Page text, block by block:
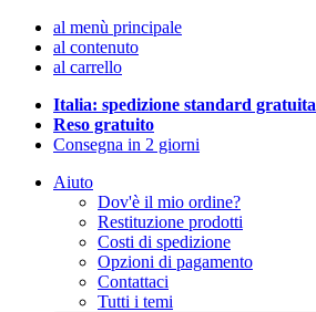
al menù principale
al contenuto
al carrello
Italia: spedizione standard gratuita
Reso gratuito
Consegna in 2 giorni
Aiuto
Dov'è il mio ordine?
Restituzione prodotti
Costi di spedizione
Opzioni di pagamento
Contattaci
Tutti i temi